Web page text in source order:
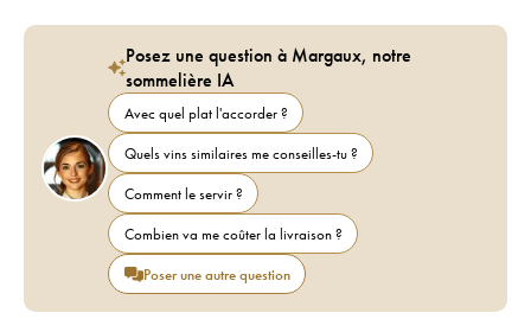
Posez une question à Margaux, notre
sommelière IA
Avec quel plat l'accorder ?
Quels vins similaires me conseilles-tu ?
Comment le servir ?
Combien va me coûter la livraison ?
Poser une autre question